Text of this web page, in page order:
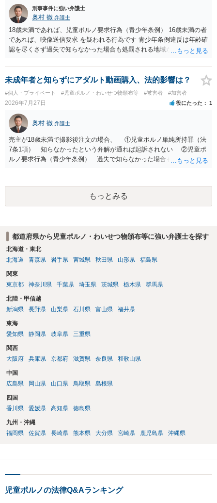
刑事事件に強い弁護士
奥村 徹 弁護士
18歳未満であれば、児童ポルノ要求行為（青少年条例） 16歳未満の者
であれば、映像送信要求 を疑われる行為です 青少年条例違反は年齢確
認を尽くさず過失で知らなかった場合も処罰される地域があるので、
未成年者と知らずにアダルト動画購入、法的影響は？
#個人・プライベート #児童ポルノ・わいせつ物頒布等 #被害者 #加害者
2026年7月27日 役にたった 1
奥村 徹 弁護士
売主が18歳未満で撮影後注文の場合、 ①児童ポルノ単純所持罪（法
7条1項） 知らなかったという弁解が通れば起訴されない ②児童ポ
ルノ要求行為（青少年条例） 過失で知らなかった場合も処罰される
ることになります。 対応としては、福祉犯罪に詳しい弁護士に相談
した上で 相手方の地域も知らない・年齢も知らなかったという弁
解 もう消したので持ってない という弁解を用意して、警察相談を
検討してください。
もっとみる
都道府県から児童ポルノ・わいせつ物頒布等に強い弁護士を探す
北海道・東北
北海道
青森県 岩手県 宮城県 秋田県 山形県 福島県
関東
東京都
神奈川県 千葉県 埼玉県 茨城県 栃木県 群馬県
北陸・甲信越
新潟県
長野県 山梨県 石川県 富山県 福井県
東海
愛知県
静岡県 岐阜県 三重県
関西
大阪府
兵庫県 京都府 滋賀県 奈良県 和歌山県
中国
広島県
岡山県 山口県 鳥取県 島根県
四国
香川県
愛媛県 高知県 徳島県
九州・沖縄
福岡県
佐賀県 長崎県 熊本県 大分県 宮崎県 鹿児島県 沖縄県
児童ポルノの法律Q&Aランキング